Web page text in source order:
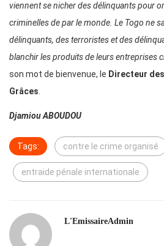
viennent se nicher des délinquants pour
criminelles de par le monde. Le Togo ne
délinquants, des terroristes et des
blanchir les produits de leurs entreprises
son mot de bienvenue, le Directeur
Grâces.
Djamiou ABOUDOU
Tags: contre le crime organisé
entraide pénale internationale
L'EmissaireAdmin